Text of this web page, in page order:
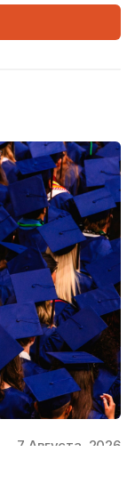
7 Августа, 2026